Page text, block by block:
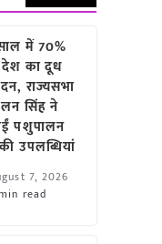
में 70%
देश का दूध
राज्यसभा
सिंह ने
पशुपालन
की उपलब्धियां
7, 2026
read